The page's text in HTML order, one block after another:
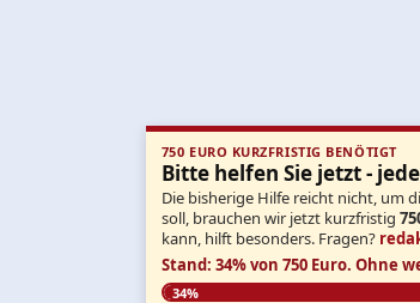
750 EURO KURZFRISTIG BENÖTIGT
Bitte helfen Sie jetzt -
Die bisherige Hilfe reicht nicht, um
soll, brauchen wir jetzt kurzfristig
kann, hilft besonders. Fragen?
Stand: 34% von 750 Euro. Ohne
34%